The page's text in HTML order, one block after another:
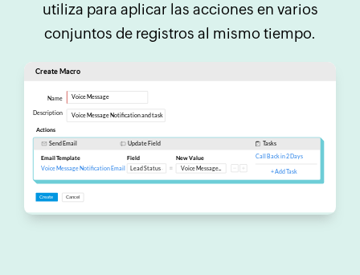
utiliza para aplicar las acciones en varios
conjuntos de registros al mismo tiempo.